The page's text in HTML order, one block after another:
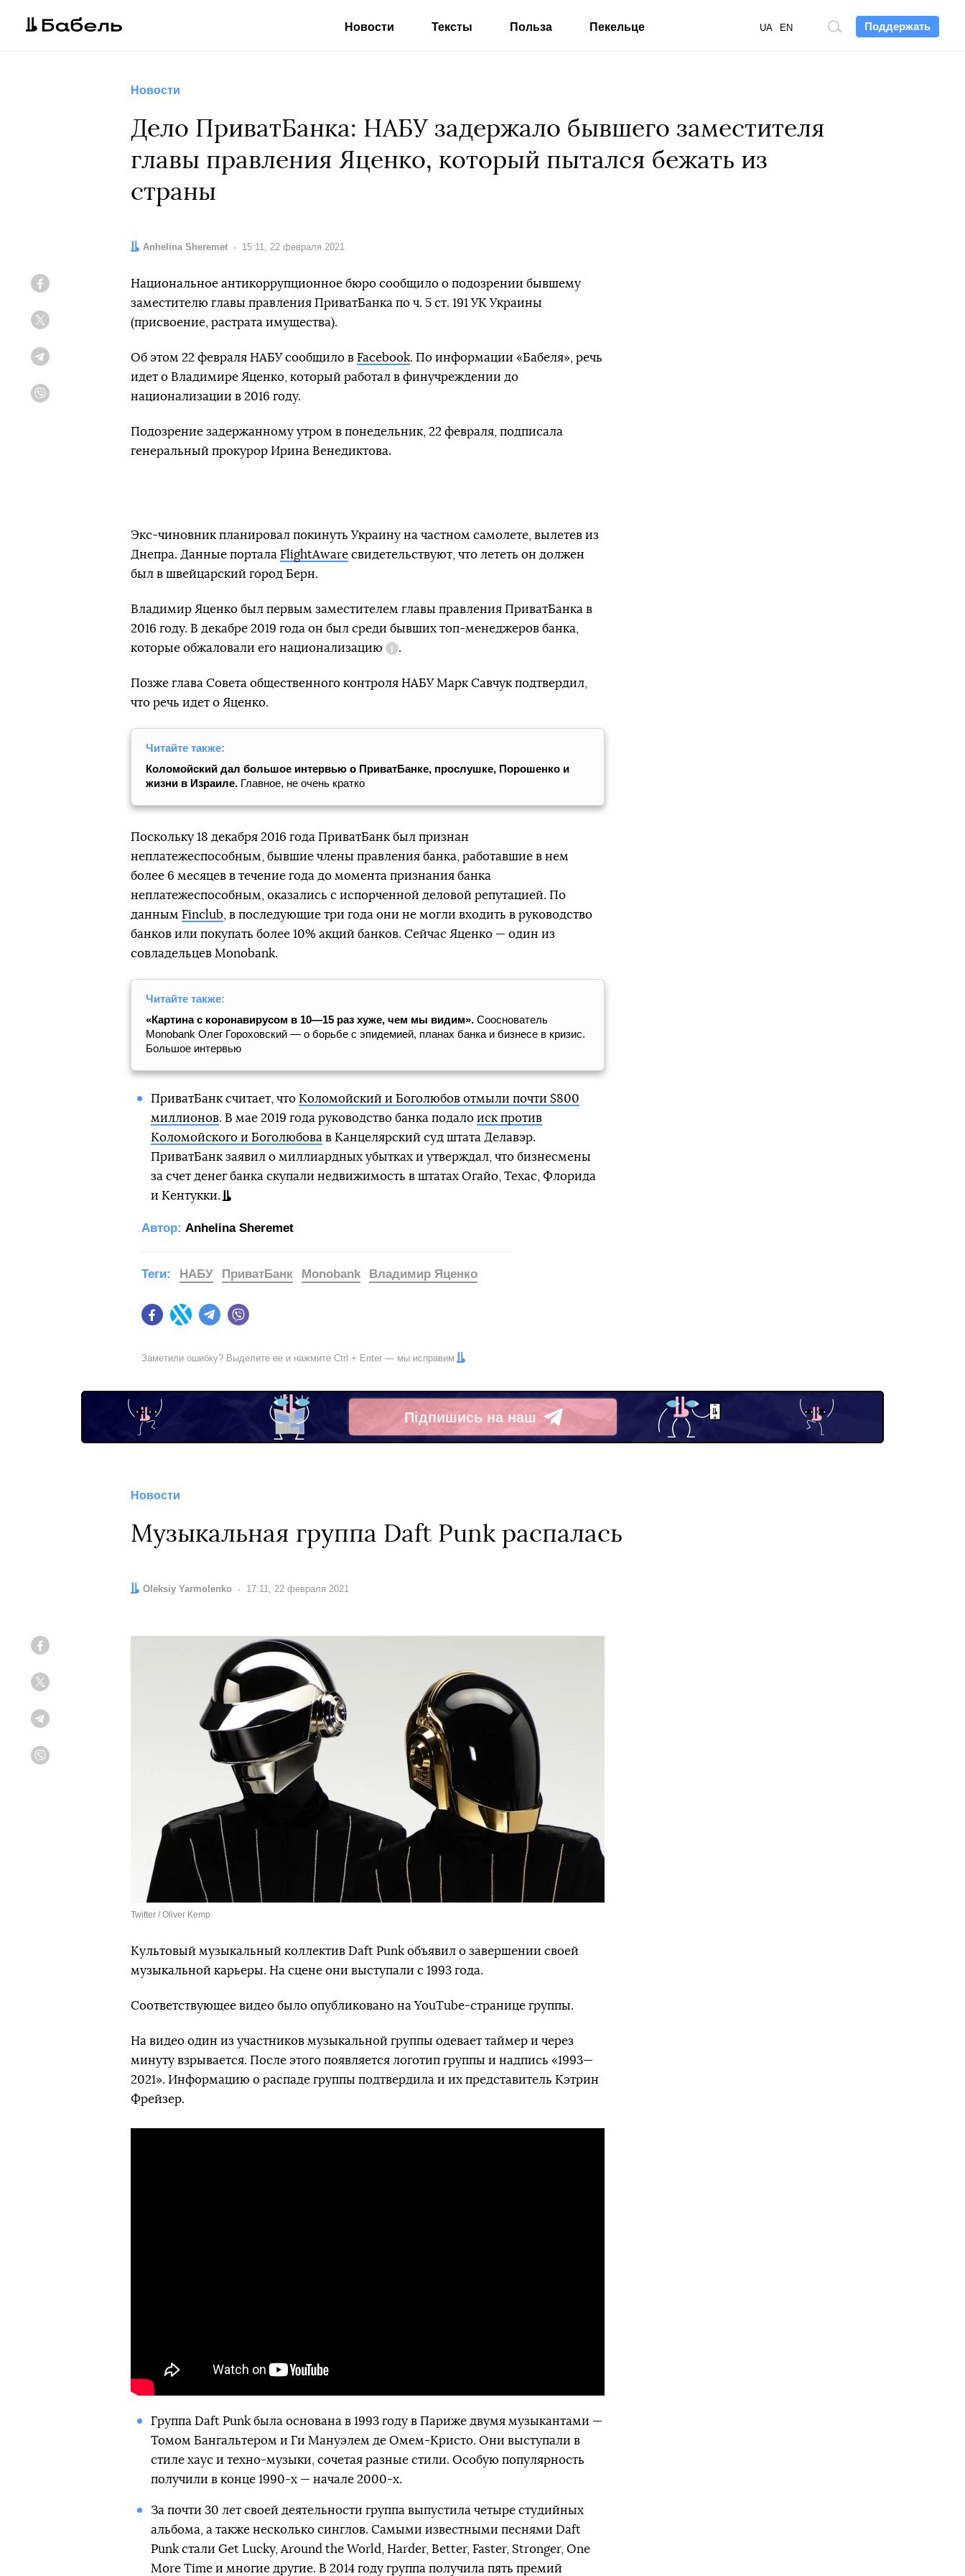
Поддержать
Поиск
UA EN
Новости Тексты Польза Пекельце
Новости
Дело ПриватБанка: НАБУ задержало бывшего заместителя
главы правления Яценко, который пытался бежать из
страны
Автор:
Anhelina Sheremet Дата:
15:11, 22 февраля 2021
Национальное антикоррупционное бюро сообщило о подозрении бывшему
заместителю главы правления ПриватБанка по ч. 5 ст. 191 УК Украины
(присвоение, растрата имущества).
Об этом 22 февраля НАБУ сообщило в Facebook. По информации «Бабеля», речь
идет о Владимире Яценко, который работал в финучреждении до
национализации в 2016 году.
Подозрение задержанному утром в понедельник, 22 февраля, подписала
генеральный прокурор Ирина Венедиктова.
Экс-чиновник планировал покинуть Украину на частном самолете, вылетев из
Днепра. Данные портала FlightAware свидетельствуют, что лететь он должен
был в швейцарский город Берн.
Владимир Яценко был первым заместителем главы правления ПриватБанка в
2016 году. В декабре 2019 года он был среди бывших топ-менеджеров банка,
которые обжаловали его национализацию
Справка
установила
.
Позже глава Совета общественного контроля НАБУ Марк Савчук подтвердил,
что речь идет о Яценко.
Читайте также:
Коломойский дал большое интервью о ПриватБанке, прослушке, Порошенко и
жизни в Израиле. Главное, не очень кратко
Поскольку 18 декабря 2016 года ПриватБанк был признан
неплатежеспособным, бывшие члены правления банка, работавшие в нем
более 6 месяцев в течение года до момента признания банка
неплатежеспособным, оказались с испорченной деловой репутацией. По
данным Finclub , в последующие три года они не могли входить в руководство
банков или покупать более 10% акций банков. Сейчас Яценко — один из
совладельцев Monobank.
Читайте также:
«Картина с коронавирусом в 10—15 раз хуже, чем мы видим». Сооснователь
Monobank Олег Гороховский — о борьбе с эпидемией, планах банка и бизнесе в кризис.
Большое интервью
ПриватБанк считает, что Коломойский и Боголюбов отмыли почти $800
миллионов. В мае 2019 года руководство банка подало иск против
Коломойского и Боголюбова в Канцелярский суд штата Делавэр.
ПриватБанк заявил о миллиардных убытках и утверждал, что бизнесмены
за счет денег банка скупали недвижимость в штатах Огайо, Техас, Флорида
и Кентукки.
Автор: Anhelina Sheremet
FacebookTwitter Telegram
Теги: НАБУ ПриватБанк Monobank Владимир Яценко
Заметили ошибку? Выделите ее и нажмите Ctrl + Enter — мы исправим
Підпишись на наш
Telegram
Новости
Музыкальная группа Daft Punk распалась
Автор:
Oleksiy Yarmolenko Дата:
17:11, 22 февраля 2021
Twitter / Oliver Kemp
Культовый музыкальный коллектив Daft Punk объявил о завершении своей
музыкальной карьеры. На сцене они выступали с 1993 года.
Соответствующее видео было опубликовано на YouTube-странице группы.
На видео один из участников музыкальной группы одевает таймер и через
минуту взрывается. После этого появляется логотип группы и надпись «1993—
2021». Информацию о распаде группы подтвердила и их представитель Кэтрин
Фрейзер.
Группа Daft Punk была основана в 1993 году в Париже двумя музыкантами —
Томом Бангальтером и Ги Мануэлем де Омем-Кристо. Они выступали в
стиле хаус и техно-музыки, сочетая разные стили. Особую популярность
получили в конце 1990-х — начале 2000-х.
За почти 30 лет своей деятельности группа выпустила четыре студийных
альбома, а также несколько синглов. Самыми известными песнями Daft
Punk стали Get Lucky, Around the World, Harder, Better, Faster, Stronger, One
More Time и многие другие. В 2014 году группа получила пять премий